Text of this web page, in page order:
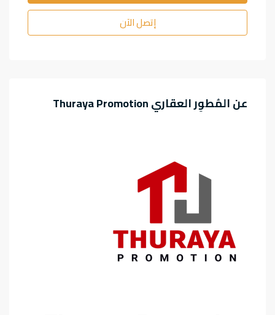
إتصل الآن
عن المُطوِر العقاري Thuraya Promotion